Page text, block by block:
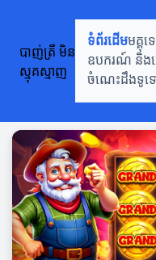
បាញ់ត្រី មិន
ស្មុគស្មាញ
ទំព័រដើមមគ្គុ
ឧបករណ៍ និងអ
ចំណេះដឹងទូទ